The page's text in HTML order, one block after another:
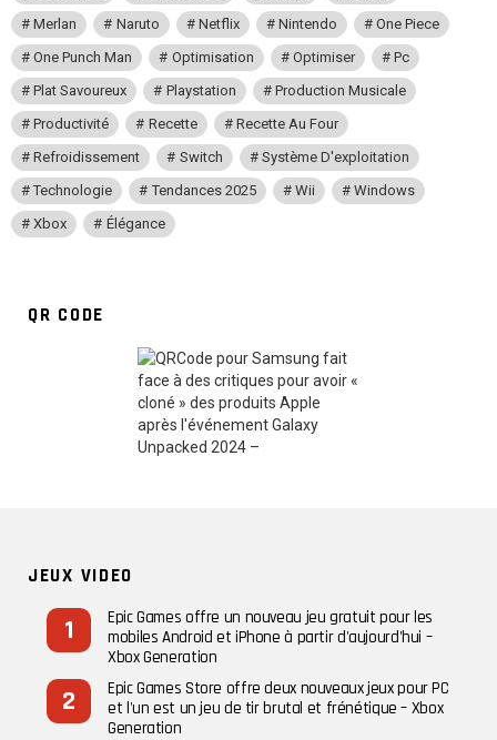
Merlan
Naruto Netflix Nintendo
One Piece
One Punch Man
Optimisation Optimiser
Pc
Plat Savoureux
Playstation
Production Musicale
Productivité
Recette
Recette Au Four
Refroidissement
Switch
Système D'exploitation
Technologie
Tendances 2025 Wii
Windows
Xbox
Élégance
QR CODE
JEUX VIDEO
Epic Games offre un nouveau jeu gratuit pour les
mobiles Android et iPhone à partir d'aujourd'hui –
Xbox Generation
Epic Games Store offre deux nouveaux jeux pour PC
et l'un est un jeu de tir brutal et frénétique – Xbox
Generation